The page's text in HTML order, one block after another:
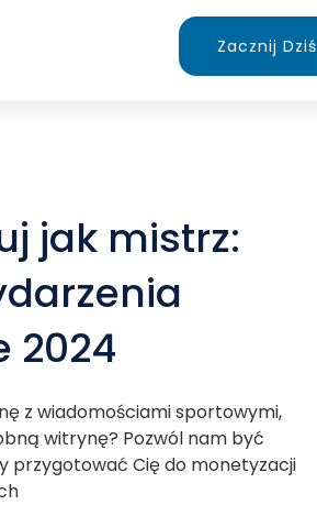
Zacznij Dziś
jak mistrz:
2024
z wiadomościami sportowymi,
witrynę? Pozwól nam być
przygotować Cię do monetyzacji